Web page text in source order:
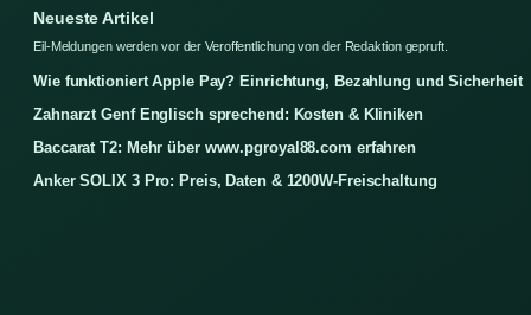
Neueste Artikel
Eil-Meldungen werden vor der Veroffentlichung von der Redaktion gepruft.
Wie funktioniert Apple Pay? Einrichtung, Bezahlung und Sicherheit
Zahnarzt Genf Englisch sprechend: Kosten & Kliniken
Baccarat T2: Mehr über www.pgroyal88.com erfahren
Anker SOLIX 3 Pro: Preis, Daten & 1200W-Freischaltung